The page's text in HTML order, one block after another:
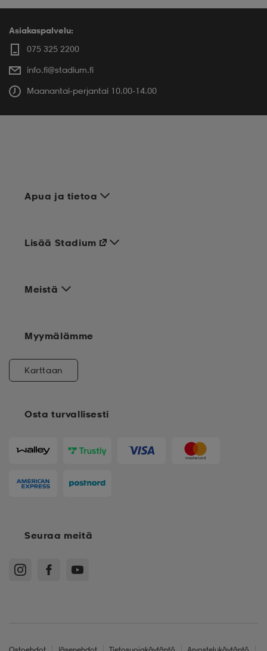
Asiakaspalvelu:
075 325 2200
info.fi@stadium.fi
Maanantai-perjantai 10.00-14.00
Apua ja tietoa
Meistä
Osta turvallisesti
Lisää Stadium
Myymälämme
Karttaan
Seuraa meitä